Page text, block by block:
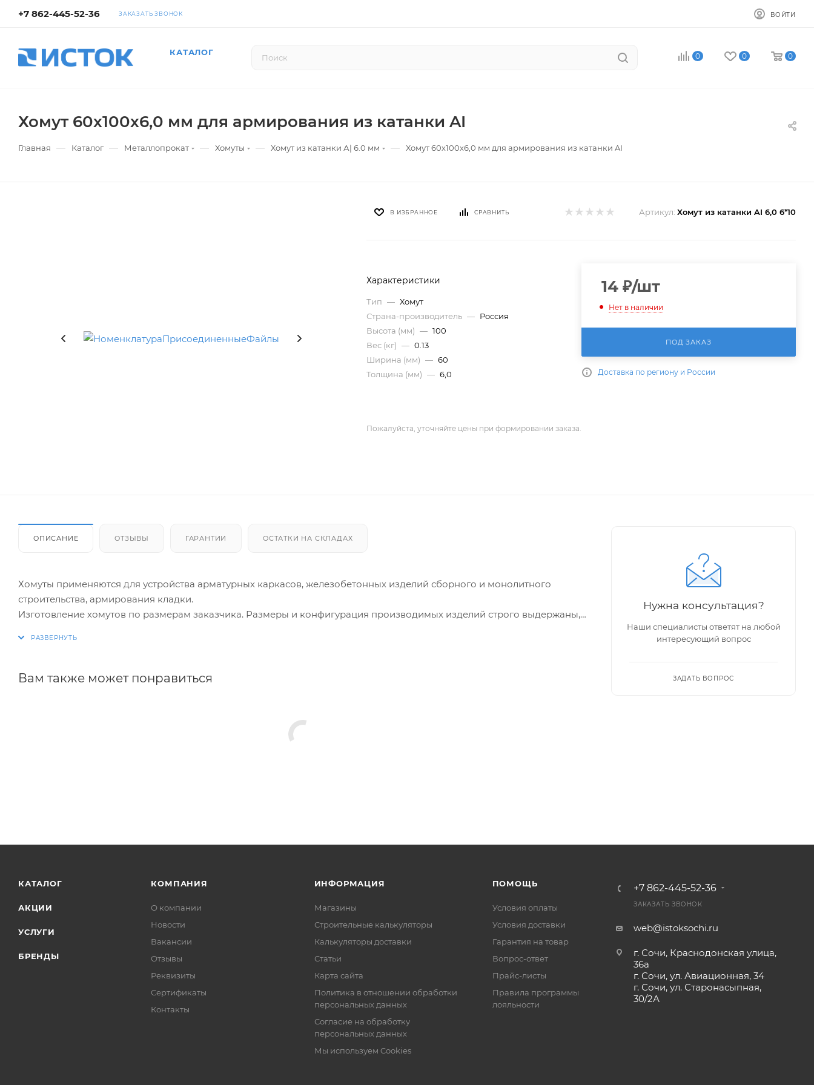
+7 862-445-52-36 ЗАКАЗАТЬ ЗВОНОК ВОЙТИ
КАТАЛОГ 0 0 0
Хомут 60х100х6,0 мм для армирования из катанки AI
Главная — Каталог — Металлопрокат — Хомуты — Хомут из катанки А| 6.0 мм — Хомут 60х100х6,0 мм для армирования из катанки AI
В ИЗБРАННОЕ СРАВНИТЬ Артикул: Хомут из катанки AI 6,0 6*10
Характеристики
Тип — Хомут
Страна-производитель — Россия
Высота (мм) — 100
Вес (кг) — 0.13
Ширина (мм) — 60
Толщина (мм) — 6,0
14₽/шт
Нет в наличии
ПОД ЗАКАЗ
Доставка по региону и России
Пожалуйста, уточняйте цены при формировании заказа.
ОПИСАНИЕ ОТЗЫВЫ ГАРАНТИИ ОСТАТКИ НА СКЛАДАХ
Хомуты применяются для устройства арматурных каркасов, железобетонных изделий сборного и монолитного
строительства, армирования кладки.
Изготовление хомутов по размерам заказчика. Размеры и конфигурация производимых изделий строго выдержаны,
Вам также может понравиться
Нужна консультация?
Наши специалисты ответят на любой
интересующий вопрос
ЗАДАТЬ ВОПРОС
КАТАЛОГ
АКЦИИ
УСЛУГИ
БРЕНДЫ
КОМПАНИЯ
О компании
Новости
Вакансии
Отзывы
Реквизиты
Сертификаты
Контакты
ИНФОРМАЦИЯ
Магазины
Строительные калькуляторы
Калькуляторы доставки
Статьи
Карта сайта
Политика в отношении обработки
персональных данных
Согласие на обработку
персональных данных
Мы используем Cookies
ПОМОЩЬ
Условия оплаты
Условия доставки
Гарантия на товар
Вопрос-ответ
Прайс-листы
Правила программы
лояльности
+7 862-445-52-36
ЗАКАЗАТЬ ЗВОНОК
web@istoksochi.ru
г. Сочи, Краснодонская улица,
36а
г. Сочи, ул. Авиационная, 34
г. Сочи, ул. Старонасыпная,
30/2А